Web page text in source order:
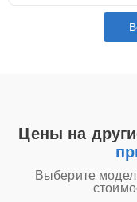
Цены на
Выберите